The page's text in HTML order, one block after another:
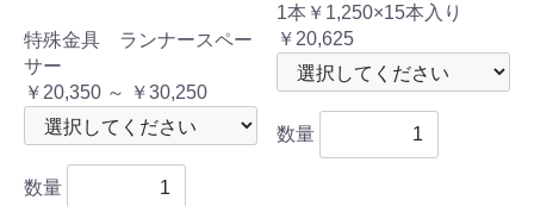
特殊金具 ランナースペー
サー
￥20,350 ～ ￥30,250
数量
1本￥1,250×15本入り
￥20,625
数量